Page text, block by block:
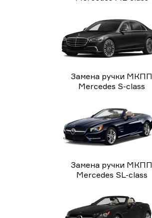
Замена ручки МКПП
Mercedes S-class
Замена ручки МКПП
Mercedes SL-class